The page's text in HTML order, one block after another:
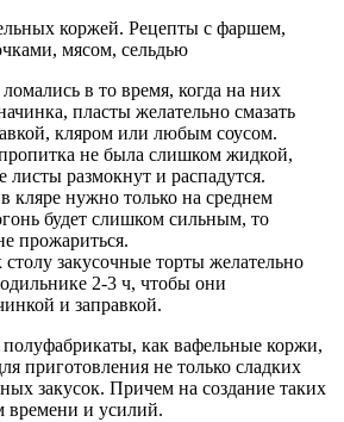
в то время, когда на них
пласты желательно смазать
кляром или любым соусом.
не была слишком жидкой,
листы размокнут и распадутся.
кляре нужно только на среднем
будет слишком сильным, то
прожариться.
закусочные торты желательно
2-3 ч, чтобы они
и заправкой.
как вафельные коржи,
приготовления не только сладких
закусок. Причем на создание таких
и усилий.